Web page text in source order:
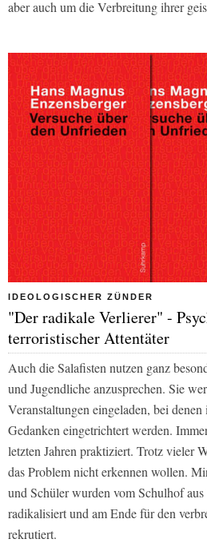
aber auch um die Verbreitung ihrer
IDEOLOGISCHER ZÜNDER
"Der radikale Verlierer" -
terroristischer Attentäter
Auch die Salafisten nutzen ganz
und Jugendliche anzusprechen. Sie
Veranstaltungen eingeladen, bei
Gedanken eingetrichtert werden.
letzten Jahren praktiziert. Trotz vieler
das Problem nicht erkennen wollen.
und Schüler wurden vom Schulhof
radikalisiert und am Ende für den
rekrutiert.